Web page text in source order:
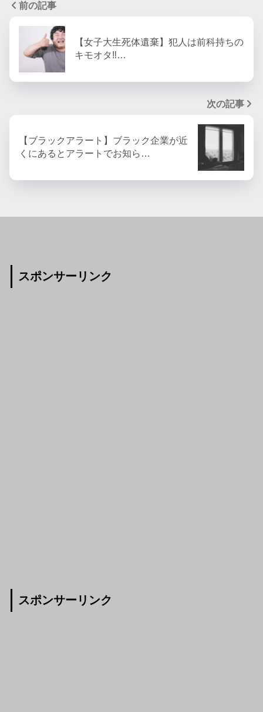
前の記事
【女子大生死体遺棄】犯人は前科持ちの
キモオタ‼︎…
次の記事
【ブラックアラート】ブラック企業が近
くにあるとアラートでお知ら…
スポンサーリンク
スポンサーリンク